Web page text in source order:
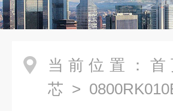
当前位置： 首
芯 >